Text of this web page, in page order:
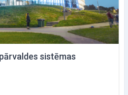
sistēmas